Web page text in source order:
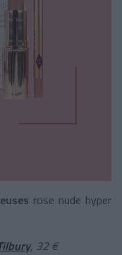
rose nude hyper
, 32 €